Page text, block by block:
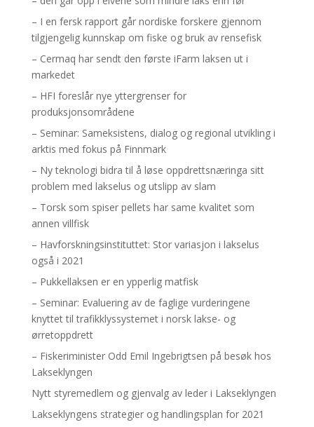
– I en fersk rapport går nordiske forskere gjennom
tilgjengelig kunnskap om fiske og bruk av rensefisk
– Cermaq har sendt den første iFarm laksen ut i
markedet
– HFI foreslår nye yttergrenser for
produksjonsområdene
– Seminar: Sameksistens, dialog og regional utvikling i
arktis med fokus på Finnmark
– Ny teknologi bidra til å løse oppdrettsnæringa sitt
problem med lakselus og utslipp av slam
– Torsk som spiser pellets har same kvalitet som
annen villfisk
– Havforskningsinstituttet: Stor variasjon i lakselus
også i 2021
– Pukkellaksen er en ypperlig matfisk
– Seminar: Evaluering av de faglige vurderingene
knyttet til trafikklyssystemet i norsk lakse- og
ørretoppdrett
– Fiskeriminister Odd Emil Ingebrigtsen på besøk hos
Lakseklyngen
Nytt styremedlem og gjenvalg av leder i Lakseklyngen
Lakseklyngens strategier og handlingsplan for 2021